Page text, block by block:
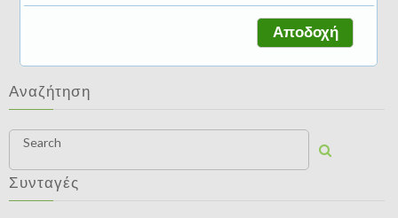
Αναζήτηση
Search
Συνταγές
Αποδοχή